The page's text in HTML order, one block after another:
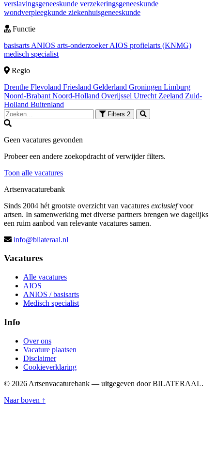
verslavingsgeneeskunde verzekeringsgeneeskunde
wondverpleegkunde ziekenhuisgeneeskunde
Functie
basisarts ANIOS arts-onderzoekerAIOS profielarts (KNMG)
medisch specialist
Regio
Drenthe Flevoland Friesland Gelderland Groningen Limburg
Noord-Brabant Noord-Holland Overijssel Utrecht Zeeland Zuid-
Holland Buitenland
Filters 2
Geen vacatures gevonden
Probeer een andere zoekopdracht of verwijder filters.
Toon alle vacatures
Artsenvacaturebank
Sinds 2004 hét grootste overzicht van vacatures exclusiefvoor
artsen. In samenwerking met diverse partners brengen we dagelijks
een ruim aanbod van relevante vacatures samen.
info@bilateraal.nl
Vacatures
Alle vacatures
AIOS
ANIOS / basisarts
Medisch specialist
Info
Over ons
Vacature plaatsen
Disclaimer
Cookieverklaring
© 2026 Artsenvacaturebank — uitgegeven door BILATERAAL.
Naar boven ↑